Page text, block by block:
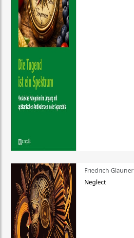
Friedrich Glauner
Neglect